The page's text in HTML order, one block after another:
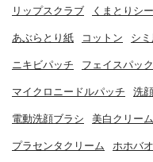
リップスクラブ くまとりシ
あぶらとり紙 コットン シ
ニキビパッチ フェイスパッ
マイクロニードルパッチ 洗
電動洗顔ブラシ 美白クリーム
プラセンタクリーム ホホバ